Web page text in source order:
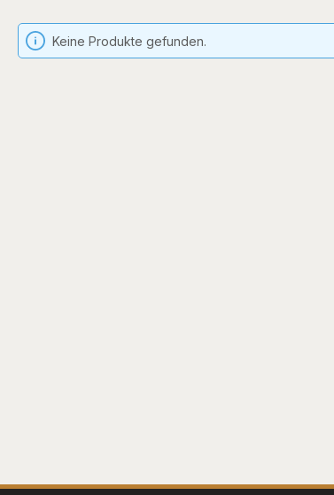
Keine Produkte gefunden.